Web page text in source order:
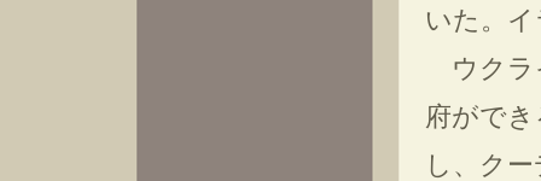
いた。
ウクラ
府がで
し、ク